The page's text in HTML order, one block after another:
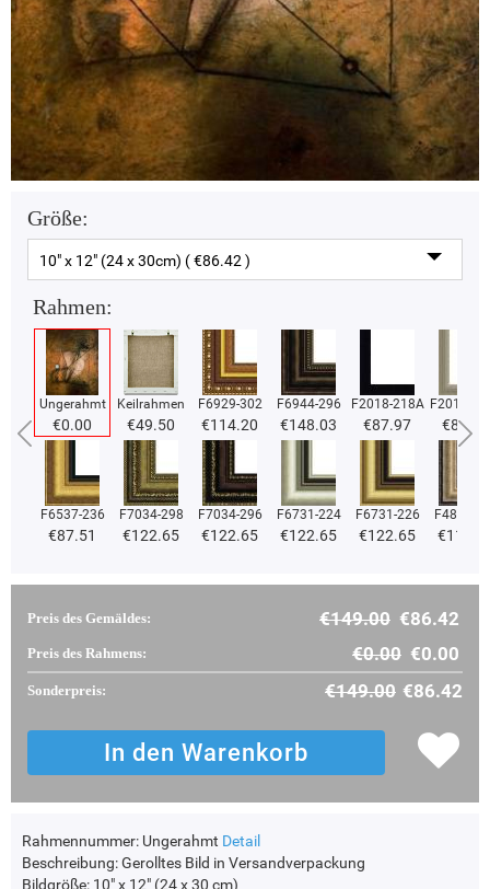
Größe:
10" x 12" (24 x 30cm) ( €86.42 )
Rahmen:
Ungerahmt
€0.00
Keilrahmen
€49.50
F6929-302
€114.20
F6944-296
€148.03
F2018-218A
€87.97
F2018-
€87.97
F6537-236
€87.51
F7034-298
€122.65
F7034-296
€122.65
F6731-224
€122.65
F6731-226
€122.65
F4827-
Preis des Gemäldes: €149.00 €86.42
Preis des Rahmens: €0.00 €0.00
Sonderpreis: €149.00 €86.42
Rahmennummer: Ungerahmt Detail
Beschreibung:Gerolltes Bild in Versandverpackung
Bildgröße: 10" x 12" (24 x 30 cm)